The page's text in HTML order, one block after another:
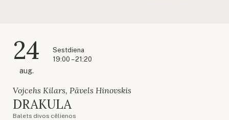
24
aug.
Sestdiena
19:00 – 21:20
Vojcehs Kilars, Pāvels Hinovskis
DRAKULA
Balets divos cēlienos